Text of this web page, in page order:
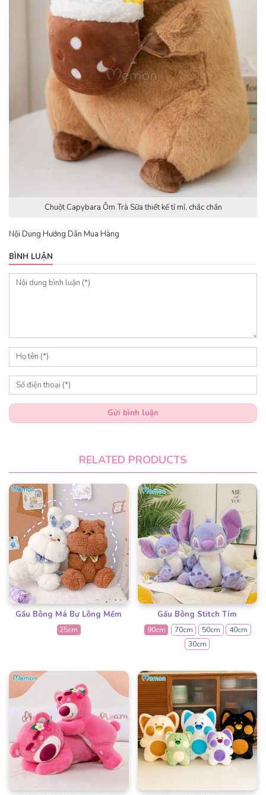
Chuột Capybara Ôm Trà Sữa thiết kế tỉ mỉ, chắc chắn
Nội Dung Hướng Dẫn Mua Hàng
BÌNH LUẬN
Gửi bình luận
RELATED PRODUCTS
Gấu Bông Má Bự Lông Mềm
25cm
Gấu Bông Stitch Tím
90cm 70cm 50cm
40cm
30cm